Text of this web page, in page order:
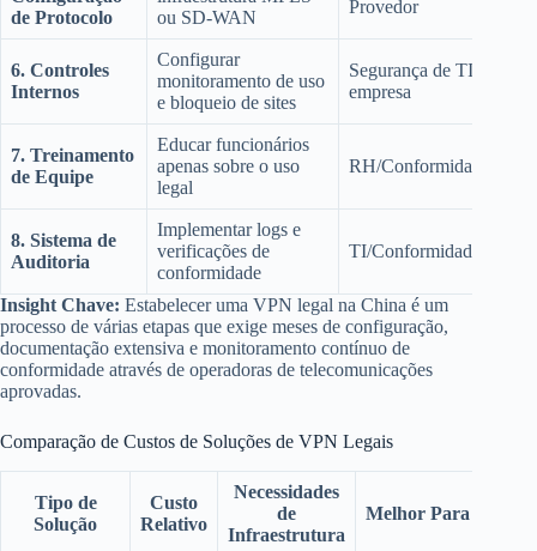
de Protocolo
ou SD-WAN
Provedor
6. Controles
Internos
Configurar
monitoramento de uso
e bloqueio de sites
Segurança de TI da
empresa
7. Treinamento
de Equipe
Educar funcionários
apenas sobre o uso
legal
RH/Conformidade
8. Sistema de
Auditoria
Implementar logs e
verificações de
conformidade
TI/Conformidade
Insight Chave: Estabelecer uma VPN legal na China é um
processo de várias etapas que exige meses de configuração,
documentação extensiva e monitoramento contínuo de
conformidade através de operadoras de telecomunicações
aprovadas.
Comparação de Custos de Soluções de VPN Legais
Tipo de
Solução
Custo
Relativo
Necessidades
de
Infraestrutura
Melhor Para